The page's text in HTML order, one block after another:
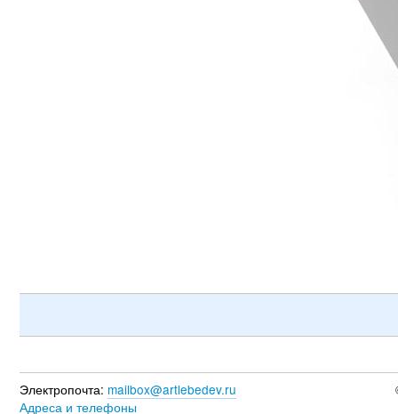
Электропочта: mailbox@artlebedev.ru
Адреса и телефоны